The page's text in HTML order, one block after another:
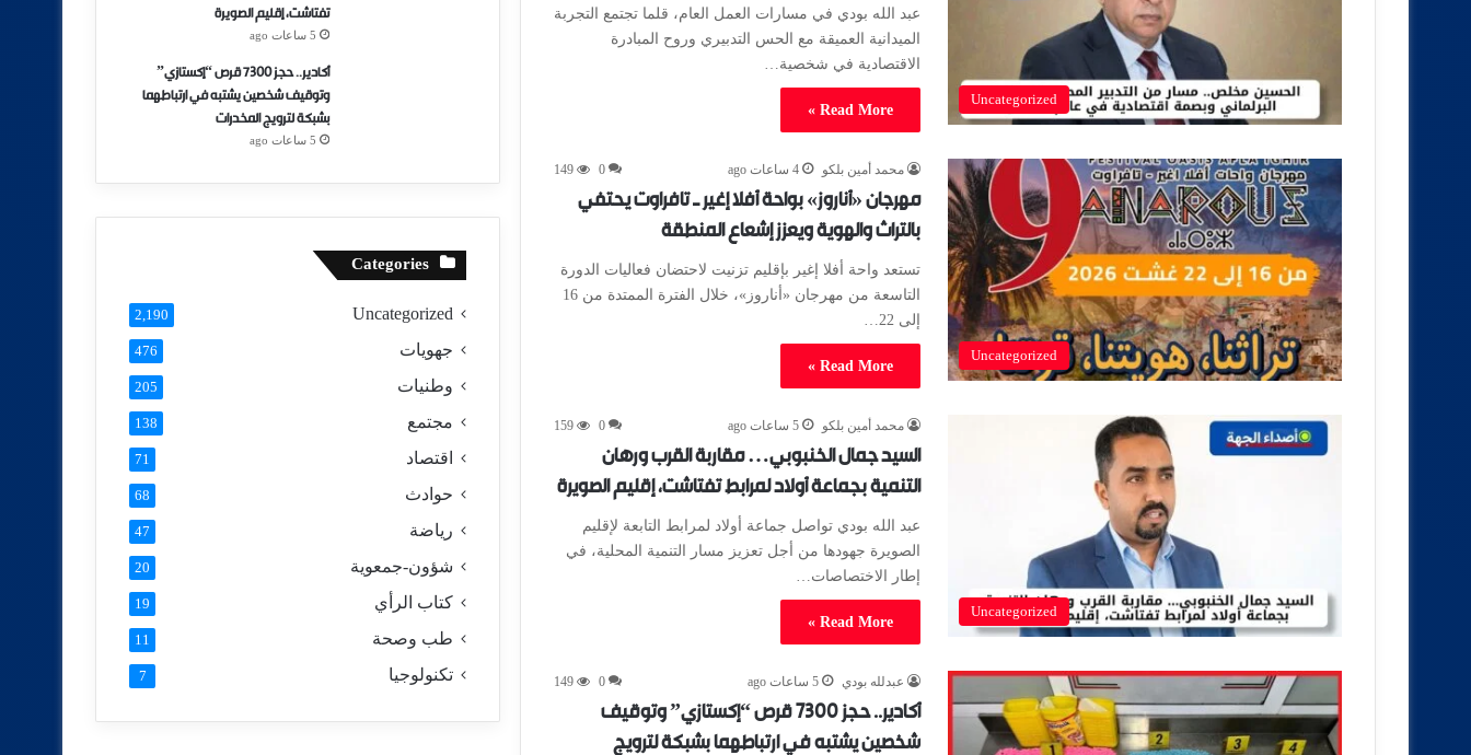
Uncategorized
عبد الله بودي في مسارات العمل العام، قلما تجتمع التجربة
الميدانية العميقة مع الحس التدبيري وروح المبادرة
الاقتصادية في شخصية…
Read More »
Uncategorized
محمد أمين بلكو 4 ساعات ago 0
149
مهرجان «أناروز» بواحة أفلا إغير ـ تافراوت يحتفي
بالتراث والهوية ويعزز إشعاع المنطقة
تستعد واحة أفلا إغير بإقليم تزنيت لاحتضان فعاليات الدورة
التاسعة من مهرجان «أناروز»، خلال الفترة الممتدة من 16
إلى 22…
Read More »
Uncategorized
محمد أمين بلكو 5 ساعات ago 0
159
السيد جمال الخنبوبي… مقاربة القرب ورهان
التنمية بجماعة أولاد لمرابط تفتاشت، إقليم الصويرة
عبد الله بودي تواصل جماعة أولاد لمرابط التابعة لإقليم
الصويرة جهودها من أجل تعزيز مسار التنمية المحلية، في
إطار الاختصاصات…
Read More »
عبدلله بودي 5 ساعات ago 0
149
أكادير.. حجز 7300 قرص “إكستازي” وتوقيف
شخصين يشتبه في ارتباطهما بشبكة لترويج
تفتاشت، إقليم الصويرة
5 ساعات ago
أكادير.. حجز 7300 قرص “إكستازي”
وتوقيف شخصين يشتبه في ارتباطهما
بشبكة لترويج المخدرات
5 ساعات ago
Categories
Uncategorized
2,190
جهويات 476
وطنيات 205
مجتمع 138
اقتصاد 71
حوادث 68
رياضة 47
شؤون-جمعوية 20
كتاب الرأي 19
طب وصحة 11
تكنولوجيا 7